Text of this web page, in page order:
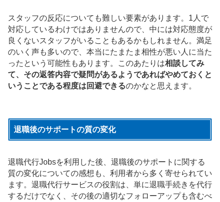
スタッフの反応についても難しい要素があります。1人で
対応しているわけではありませんので、中には対応態度が
良くないスタッフがいることもあるかもしれません。満足
のいく声も多いので、本当にたまたま相性が悪い人に当た
ったという可能性もあります。このあたりは相談してみ
て、その返答内容で疑問があるようであればやめておくと
いうことである程度は回避できるのかなと思えます。
退職後のサポートの質の変化
退職代行Jobsを利用した後、退職後のサポートに関する
質の変化についての感想も、利用者から多く寄せられてい
ます。退職代行サービスの役割は、単に退職手続きを代行
するだけでなく、その後の適切なフォローアップも含むべ